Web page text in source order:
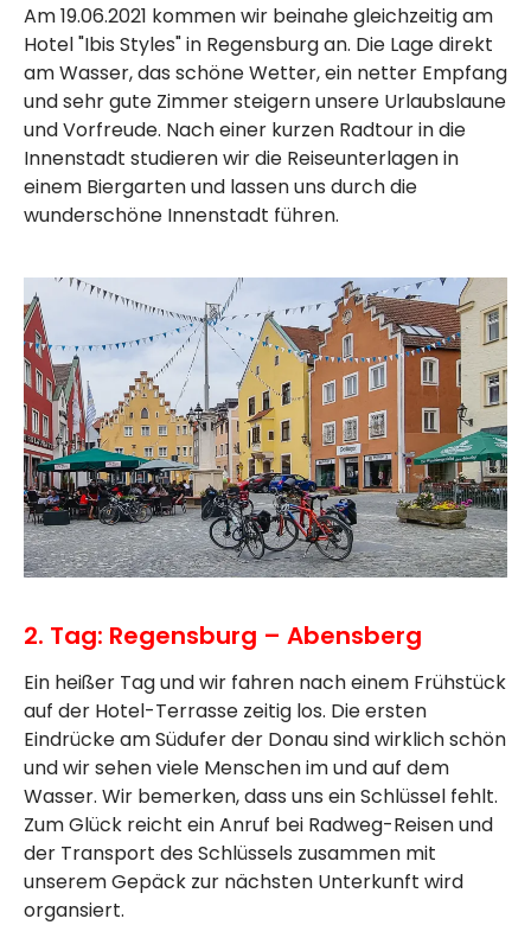
Am 19.06.2021 kommen wir beinahe gleichzeitig am
Hotel "Ibis Styles" in Regensburg an. Die Lage direkt
am Wasser, das schöne Wetter, ein netter Empfang
und sehr gute Zimmer steigern unsere Urlaubslaune
und Vorfreude. Nach einer kurzen Radtour in die
Innenstadt studieren wir die Reiseunterlagen in
einem Biergarten und lassen uns durch die
wunderschöne Innenstadt führen.
2. Tag: Regensburg – Abensberg
Ein heißer Tag und wir fahren nach einem Frühstück
auf der Hotel-Terrasse zeitig los. Die ersten
Eindrücke am Südufer der Donau sind wirklich schön
und wir sehen viele Menschen im und auf dem
Wasser. Wir bemerken, dass uns ein Schlüssel fehlt.
Zum Glück reicht ein Anruf bei Radweg-Reisen und
der Transport des Schlüssels zusammen mit
unserem Gepäck zur nächsten Unterkunft wird
organsiert.